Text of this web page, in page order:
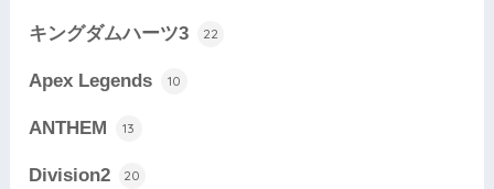
キングダムハーツ3 22
Apex Legends 10
ANTHEM 13
Division2 20